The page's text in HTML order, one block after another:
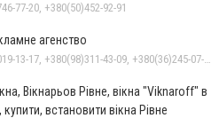
77-20, +380(50)452-92-91
агенство
+380(95)019-13-17, +380(98)311-43-09, +380(36)245-07-05
Вікнарьов Рівне, вікна "Viknaroff" в
купити, встановити вікна Рівне